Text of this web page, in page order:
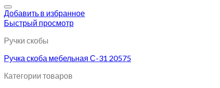
Добавить в избранное
Быстрый просмотр
Ручки скобы
Ручка скоба мебельная С-31 20575
Категории товаров